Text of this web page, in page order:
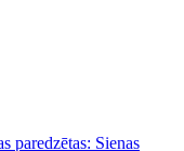
paredzētas: Sienas